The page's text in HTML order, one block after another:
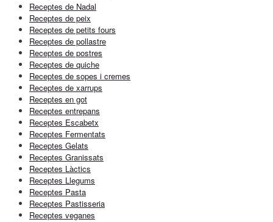
Receptes de Nadal
Receptes de peix
Receptes de petits fours
Receptes de pollastre
Receptes de postres
Receptes de quiche
Receptes de sopes i cremes
Receptes de xarrups
Receptes en got
Receptes entrepans
Receptes Escabetx
Receptes Fermentats
Receptes Gelats
Receptes Granissats
Receptes Làctics
Receptes Llegums
Receptes Pasta
Receptes Pastisseria
Receptes veganes